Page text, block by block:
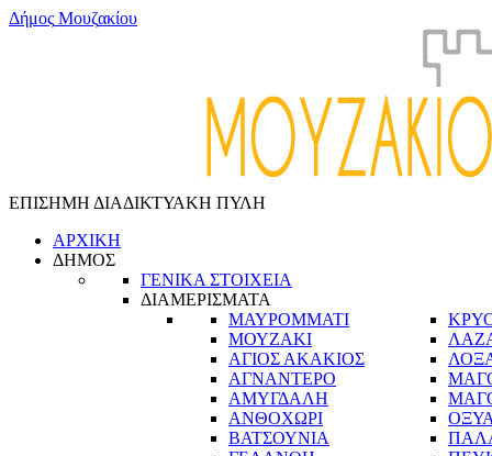
Δήμος Μουζακίου
ΕΠΙΣΗΜΗ ΔΙΑΔΙΚΤΥΑΚΗ ΠΥΛΗ
ΑΡΧΙΚΗ
ΔΗΜΟΣ
ΓΕΝΙΚΑ ΣΤΟΙΧΕΙΑ
ΔΙΑΜΕΡΙΣΜΑΤΑ
ΜΑΥΡΟΜΜΑΤΙ
ΜΟΥΖΑΚΙ
ΑΓΙΟΣ ΑΚΑΚΙΟΣ
ΑΓΝΑΝΤΕΡΟ
ΑΜΥΓΔΑΛΗ
ΑΝΘΟΧΩΡΙ
ΒΑΤΣΟΥΝΙΑ